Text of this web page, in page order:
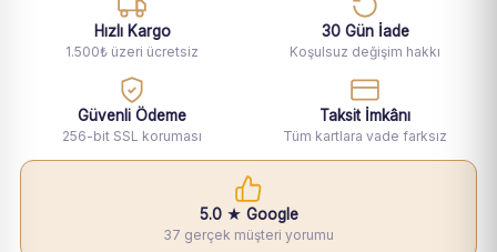
Hızlı Kargo
1.500₺ üzeri ücretsiz
30 Gün İade
Koşulsuz değişim hakkı
Güvenli Ödeme
256-bit SSL koruması
Taksit İmkânı
Tüm kartlara vade farksız
5.0 ★ Google
37 gerçek müşteri yorumu